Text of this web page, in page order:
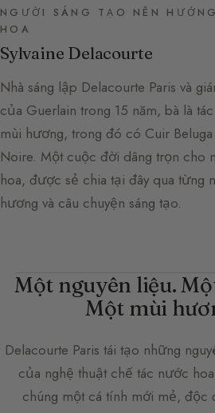
NGƯỜI SÁNG TẠO NÊN
HOA
Sylvaine Delacourte
Nhà sáng lập Delacourte Paris và
của Guerlain trong 15 năm, bà là
mùi hương, trong đó có Cuir Beluga
Noire. Một cuộc đời dâng trọn cho
hoa, được sẻ chia tại đây qua từng
hương và câu chuyện sáng tạo.
Một nguyên liệu.
Một mùi
Delacourte Paris tái tạo những
của nghệ thuật chế tác nước
chúng một cá tính mới mẻ, độc